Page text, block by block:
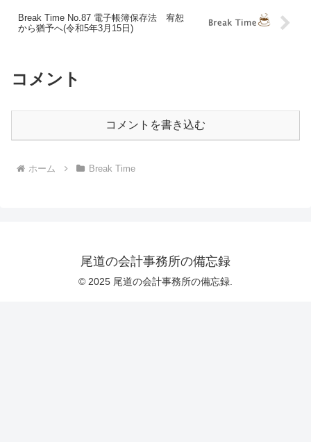
Break Time No.87 電子帳簿保存法 宥恕
から猶予へ(令和5年3月15日)
コメント
コメントを書き込む
ホーム Break Time
尾道の会計事務所の備忘録
© 2025 尾道の会計事務所の備忘録.